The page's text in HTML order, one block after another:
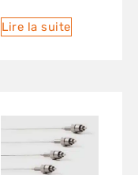
Lire la suite